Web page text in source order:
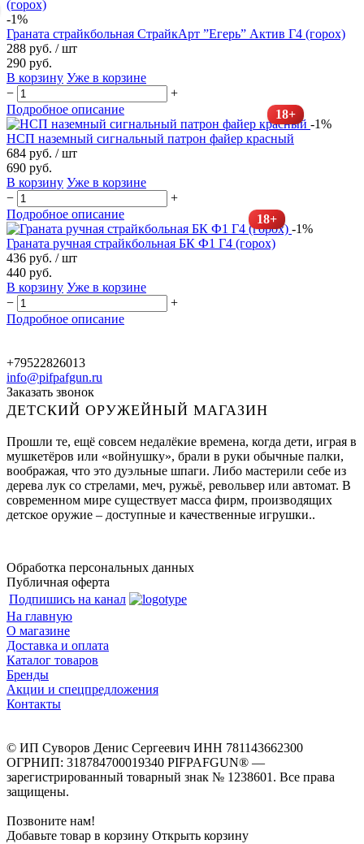
-1%
Граната страйкбольная СтрайкАрт ”Егерь” Актив Г4 (горох)
288 руб. / шт
290 руб.
В корзину Уже в корзине
−
+
Подробное описание
18+
-1%
НСП наземный сигнальный патрон файер красный
684 руб. / шт
690 руб.
В корзину Уже в корзине
−
+
Подробное описание
18+
-1%
Граната ручная страйкбольная БК Ф1 Г4 (горох)
436 руб. / шт
440 руб.
В корзину Уже в корзине
−
+
Подробное описание
+79522826013
info@pifpafgun.ru
Заказать звонок
ДЕТСКИЙ ОРУЖЕЙНЫЙ МАГАЗИН
Прошли те, ещё совсем недалёкие времена, когда дети, играя в
мушкетёров или «войнушку», брали в руки обычные палки,
воображая, что это дуэльные шпаги. Либо мастерили себе из
дерева лук со стрелами, меч, ружьё, револьвер или автомат. В
современном мире существует масса фирм, производящих
детское оружие – доступные и качественные игрушки..
Обработка персональных данных
Публичная оферта
Подпишись на канал
На главную
О магазине
Доставка и оплата
Каталог товаров
Бренды
Акции и спецпредложения
Контакты
© ИП Суворов Денис Сергеевич ИНН 781143662300
ОГРНИП: 318784700019340 PIFPAFGUN® —
зарегистрированный товарный знак № 1238601. Все права
защищены.
Позвоните нам!
Добавьте товар в корзину Открыть корзину